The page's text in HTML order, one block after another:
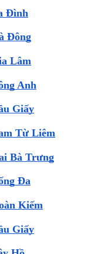
Đình
Đông
Lâm
Anh
Giấy
Từ Liêm
Bà Trưng
Đa
Kiếm
Giấy